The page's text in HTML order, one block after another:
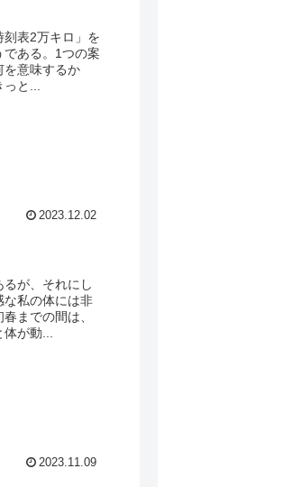
表2万キロ」を
ある。1つの案
を意味するか
と...
2023.12.02
が、それにし
な私の体には非
までの間は、
が動...
2023.11.09